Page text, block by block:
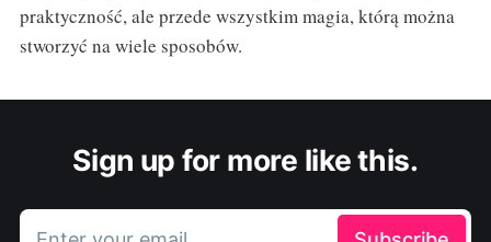
praktyczność, ale przede wszystkim magia, którą można
stworzyć na wiele sposobów.
Sign up for more like this.